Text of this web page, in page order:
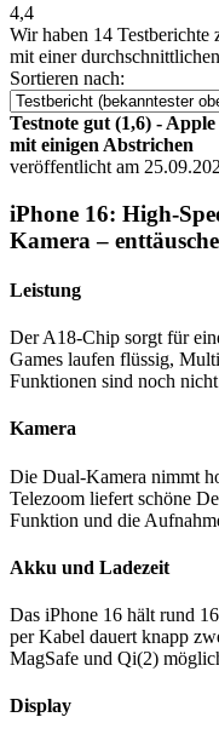
4,4
Wir haben 14 Testberichte
mit einer
Sortieren nach:
Testnote gut (1,6) -
mit einigen Abstrichen
veröffentlicht am
iPhone 16: High-
Kamera –
Leistung
Der A18-Chip sorgt für
Games laufen flüssig,
Funktionen sind noch
Kamera
Die Dual-Kamera nimmt
Telezoom liefert schöne
Funktion und die
Akku und Ladezeit
Das iPhone 16 hält rund
per Kabel dauert knapp
MagSafe und Qi(2)
Display